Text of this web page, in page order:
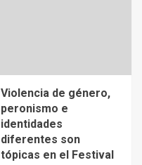
Violencia de género,
peronismo e
identidades
diferentes son
tópicas en el Festival